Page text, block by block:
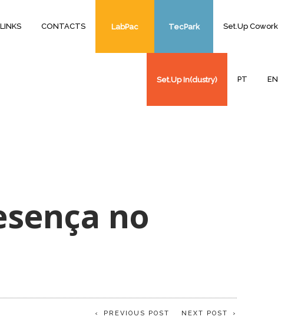
CONTACTS LabPac TecPark Set.Up Cowork
Set.Up In(dustry) PT EN
no
NEXT POST
PREVIOUS POST